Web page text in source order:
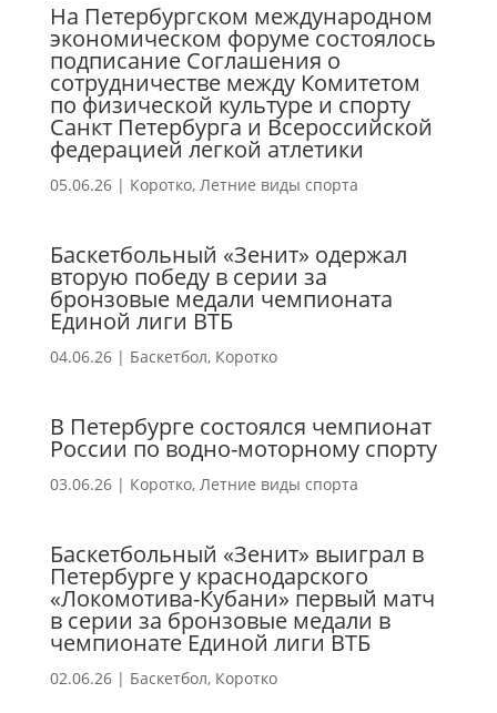
На Петербургском международном
экономическом форуме состоялось
подписание Соглашения о
сотрудничестве между Комитетом
по физической культуре и спорту
Санкт Петербурга и Всероссийской
федерацией легкой атлетики
05.06.26| Коротко, Летние виды спорта
Баскетбольный «Зенит» одержал
вторую победу в серии за
бронзовые медали чемпионата
Единой лиги ВТБ
04.06.26| Баскетбол, Коротко
В Петербурге состоялся чемпионат
России по водно-моторному спорту
03.06.26| Коротко, Летние виды спорта
Баскетбольный «Зенит» выиграл в
Петербурге у краснодарского
«Локомотива-Кубани» первый матч
в серии за бронзовые медали в
чемпионате Единой лиги ВТБ
02.06.26| Баскетбол, Коротко